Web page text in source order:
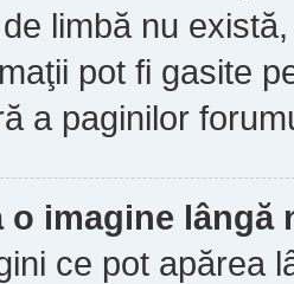
limbă nu
pot fi gasite
a paginilor
o imagine lângă
ce pot apărea